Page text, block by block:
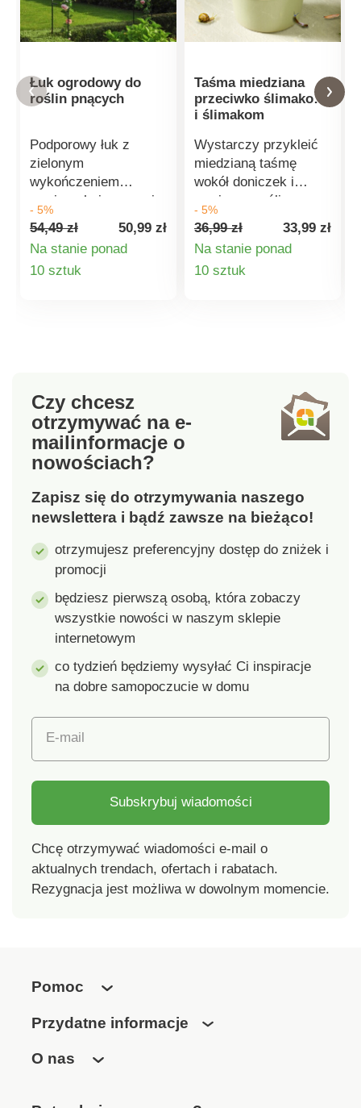
Łuk ogrodowy do
roślin pnących
Podporowy łuk z
zielonym
wykończeniem
powierzchni zapewnia
roślinom pnącym
długotrwałe i stabilne
podparcie. Jest
odporny na warunki
instrukcją montażu
oraz zestawem
elementów łączących.
Materiał: metal
140 x 38 x 240 cm.
- 5%
54,49 zł
50,99 zł
Na stanie ponad
10 sztuk
Taśma miedziana
przeciwko ślimakom
i ślimakom
Wystarczy przykleić
miedzianą taśmę
wokół doniczek i
wanien, a rośliny
zostaną oszczędzone.
Metalowa taśma
powoduje porażenie i
odstrasza ślimaki.
- 5%
36,99 zł
33,99 zł
Na stanie ponad
10 sztuk
Czy chcesz
otrzymywać na e-
mailinformacje o
nowościach?
Zapisz się do otrzymywania naszego
newslettera i bądź zawsze na bieżąco!
otrzymujesz preferencyjny dostęp do zniżek i
promocji
będziesz pierwszą osobą, która zobaczy
wszystkie nowości w naszym sklepie
internetowym
co tydzień będziemy wysyłać Ci inspiracje
na dobre samopoczucie w domu
E-mail
Subskrybuj wiadomości
Chcę otrzymywać wiadomości e-mail o
aktualnych trendach, ofertach i rabatach.
Rezygnacja jest możliwa w dowolnym momencie.
Pomoc
Przydatne informacje
O nas